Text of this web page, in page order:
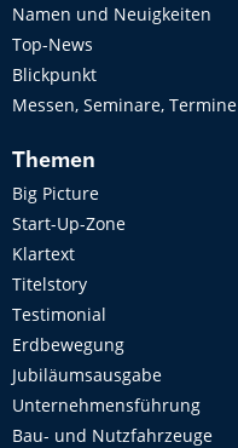
Namen und Neuigkeiten
Top-News
Blickpunkt
Messen, Seminare, Termine
Themen
Big Picture
Start-Up-Zone
Klartext
Titelstory
Testimonial
Erdbewegung
Jubiläumsausgabe
Unternehmensführung
Bau- und Nutzfahrzeuge